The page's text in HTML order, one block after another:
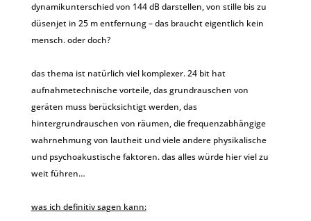
dynamikunterschied von 144 dB darstellen, von stille bis zu
düsenjet in 25 m entfernung – das braucht eigentlich kein
mensch. oder doch?
das thema ist natürlich viel komplexer. 24 bit hat
aufnahmetechnische vorteile, das grundrauschen von
geräten muss berücksichtigt werden, das
hintergrundrauschen von räumen, die frequenzabhängige
wahrnehmung von lautheit und viele andere physikalische
und psychoakustische faktoren. das alles würde hier viel zu
weit führen…
was ich definitiv sagen kann: